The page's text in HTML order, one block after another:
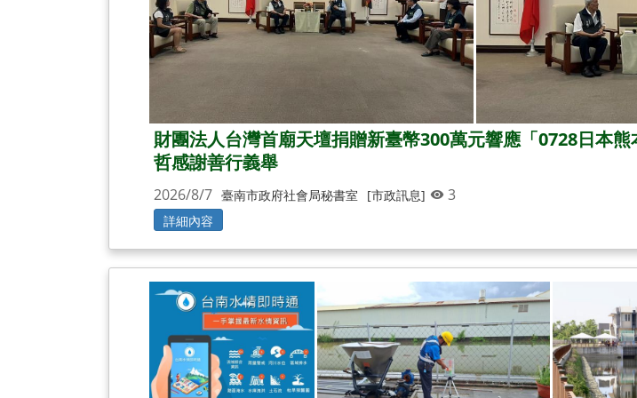
財團法人台灣首廟天壇捐贈新臺幣300萬元響應「0728日本
哲感謝善行義舉
2026/8/7 臺南市政府社會局秘書室 [市政訊息] 3
詳細內容